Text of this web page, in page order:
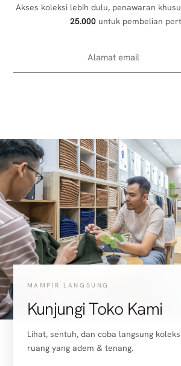
Akses koleksi lebih dulu, penawaran
25.000 untuk pembelian
MAMPIR LANGSUNG
Kunjungi Toko Kami
Lihat, sentuh, dan coba langsung
ruang yang adem & tenang.